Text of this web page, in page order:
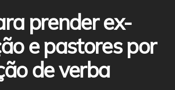
prender ex-
e pastores por
de verba